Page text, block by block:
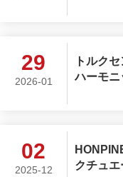
29
2026-01
トルク
ハーモニ
02
2025-12
クチュ